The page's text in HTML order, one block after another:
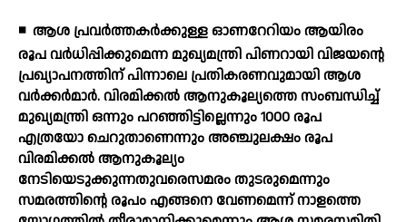
◾ ആശ പ്രവര്‍ത്തകര്‍ക്കുള്ള ഓണറേറിയം ആയിരം
രൂപ വര്‍ധിപ്പിക്കുമെന്ന മുഖ്യമന്ത്രി പിണറായി വിജയന്റെ
പ്രഖ്യാപനത്തിന് പിന്നാലെ പ്രതികരണവുമായി ആശ
വര്‍ക്കര്‍മാര്‍. വിരമിക്കല്‍ ആനുകൂല്യത്തെ സംബന്ധിച്ച്
മുഖ്യമന്ത്രി ഒന്നും പറഞ്ഞിട്ടില്ലെന്നും 1000 രൂപ
എത്രയോ ചെറുതാണെന്നും അഞ്ചുലക്ഷം രൂപ
വിരമിക്കല്‍ ആനുകൂല്യം
നേടിയെടുക്കുന്നതുവരെസമരം തുടരുമെന്നും
സമരത്തിന്റെ രൂപം എങ്ങനെ വേണമെന്ന് നാളത്തെ